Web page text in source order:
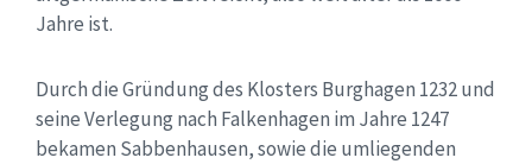
Jahre ist.
Durch die Gründung des Klosters Burghagen 1232 und
seine Verlegung nach Falkenhagen im Jahre 1247
bekamen Sabbenhausen, sowie die umliegenden